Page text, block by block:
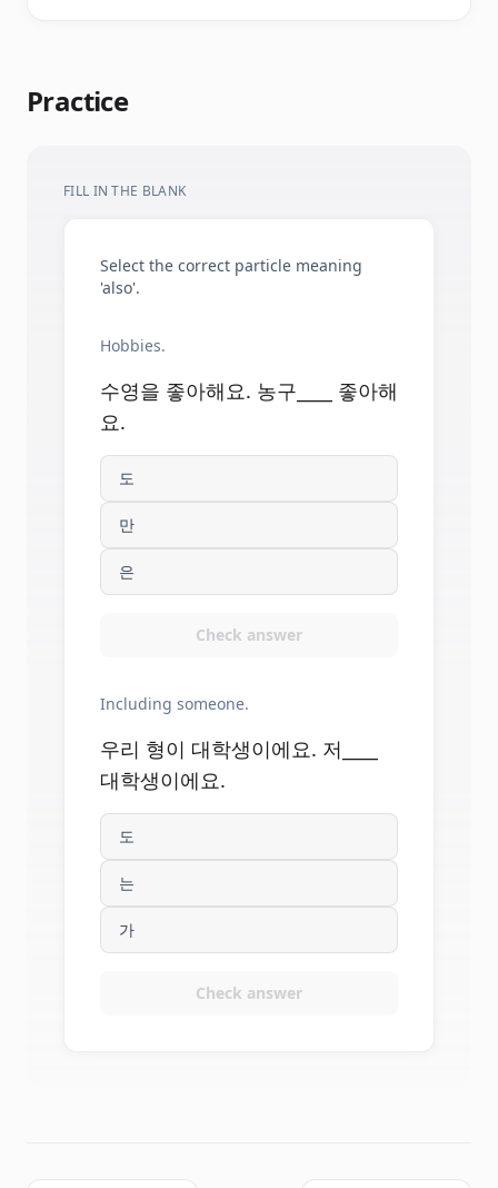
Practice
FILL IN THE BLANK
Select the correct particle meaning
'also'.
Hobbies.
수영을 좋아해요. 농구____ 좋아해
요.
도
만
은
Check answer
Including someone.
우리 형이 대학생이에요. 저____
대학생이에요.
도
는
가
Check answer